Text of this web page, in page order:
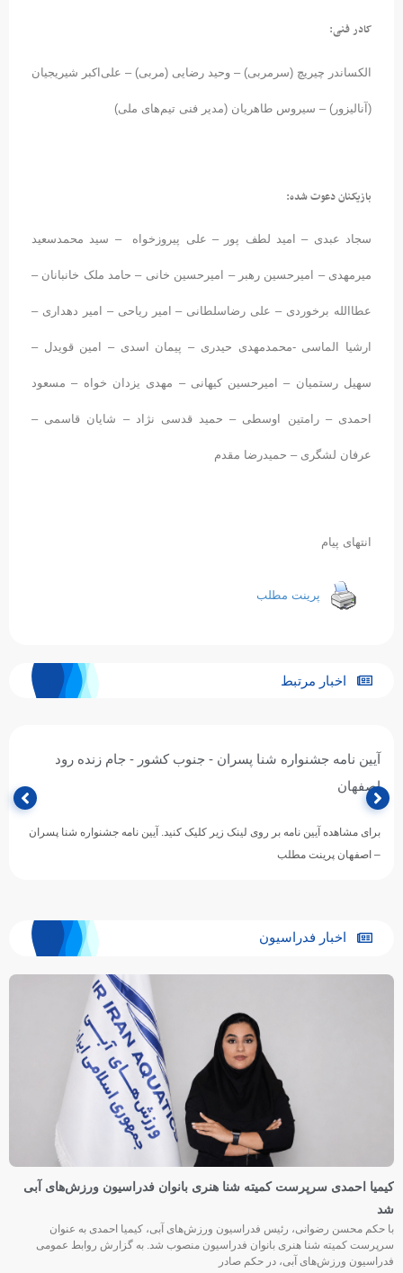
کادر فنی:
الکساندر چیریچ (سرمربی) – وحید رضایی (مربی) – علی‌اکبر شیریجیان
(آنالیزور) – سیروس طاهریان (مدیر فنی تیم‌های ملی)
بازیکنان دعوت شده:
سجاد عبدی – امید لطف پور – علی پیروزخواه – سید محمدسعید
میرمهدی – امیرحسین رهبر – امیرحسین خانی – حامد ملک خانبانان –
عطاالله برخوردی – علی رضاسلطانی – امیر ریاحی – امیر دهداری –
ارشیا الماسی -محمدمهدی حیدری – پیمان اسدی – امین قویدل –
سهیل رستمیان – امیرحسین کیهانی – مهدی یزدان خواه – مسعود
احمدی – رامتین اوسطی – حمید قدسی نژاد – شایان قاسمی –
عرفان لشگری – حمیدرضا مقدم
انتهای پیام
پرینت مطلب
اخبار مرتبط
آیین نامه جشنواره شنا پسران - جنوب کشور - جام زنده رود
اصفهان
برای مشاهده آیین نامه بر روی لینک زیر کلیک کنید. آیین نامه جشنواره شنا پسران
– اصفهان پرینت مطلب
اخبار فدراسیون
کیمیا احمدی سرپرست کمیته شنا هنری بانوان فدراسیون ورزش‌های آبی
شد
با حکم محسن رضوانی، رئیس فدراسیون ورزش‌های آبی، کیمیا احمدی به عنوان
سرپرست کمیته شنا هنری بانوان فدراسیون منصوب شد. به گزارش روابط عمومی
فدراسیون ورزش‌های آبی، در حکم صادر